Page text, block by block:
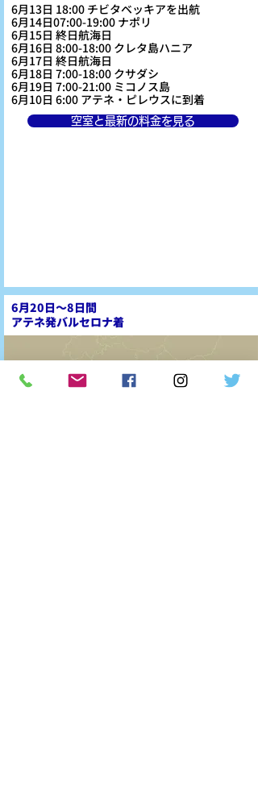
6月13日 18:00 チビタベッキアを出航
6月14日07:00-19:00 ナポリ
6月15日 終日航海日
6月16日 8:00-18:00 クレタ島ハニア
6月17日 終日航海日
6月18日 7:00-18:00 クサダシ
6月19日 7:00-21:00 ミコノス島
6月10日 6:00 アテネ・ピレウスに到着
空室と最新の料金を見る
6月20日～8日間
アテネ発バルセロナ着